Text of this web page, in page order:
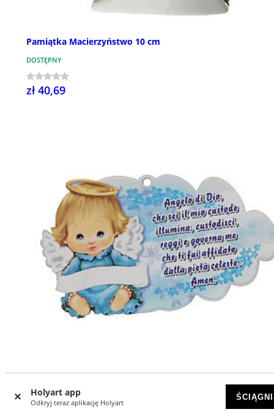
Holyart app
Odkryj teraz aplikację Holyart
Pamiątka Macierzyństwo 10 cm
DOSTĘPNY
zł 40,69
Modlitwa Anioł Boży j. włoski, chmurka, kolor błękitny